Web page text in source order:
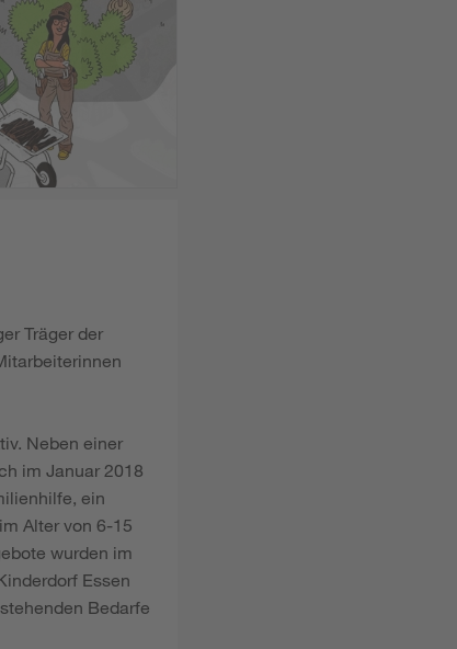
Träger der
Neben einer
im Januar 2018
ein
Alter von 6-15
wurden im
Essen
Bedarfe